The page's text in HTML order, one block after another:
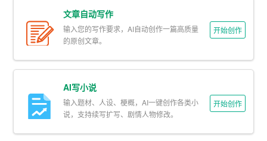
应，对于敌方目标的打击更加精确及时。最后，AI战斗机
可以大大减少飞行员的风险，避免人员伤亡。
然而，AI控制战斗机也引发了一系列的伦理和道德问题。
和法律标准，这是一个亟待解决的问题。另一方面，AI控
制战斗机的发展可能导致军备竞赛的加剧，需要国际社会
文章自动写作
输入您的写作要求，AI自动创作一篇高质量
的原创文章。
开始创作
AI写小说
输入题材、人设、梗概，AI一键创作各类小
说，支持续写扩写、剧情人物修改。
开始创作